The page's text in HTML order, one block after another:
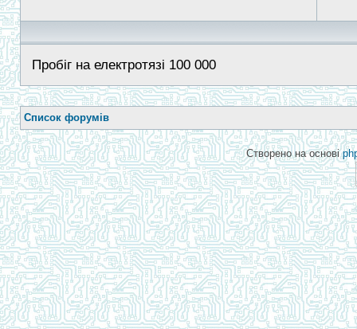
Пробіг на електротязі 100 000
Список форумів
Створено на основі